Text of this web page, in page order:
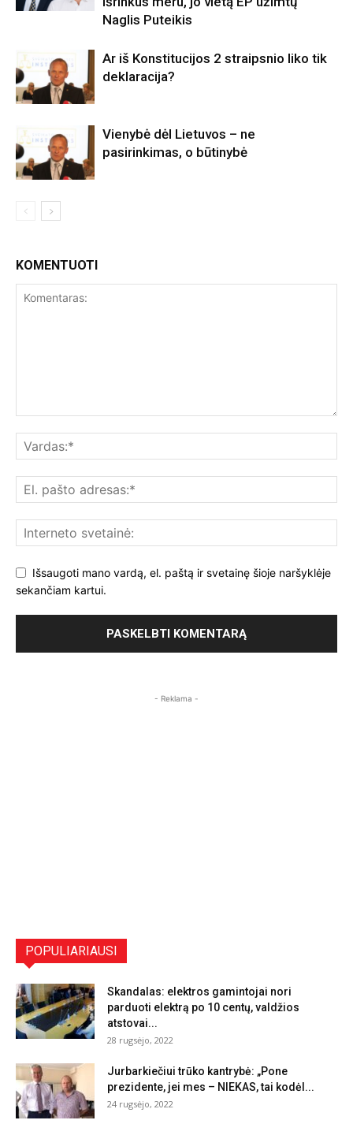
Naglis Puteikis
Ar iš Konstitucijos 2 straipsnio liko tik
deklaracija?
Vienybė dėl Lietuvos – ne
pasirinkimas, o būtinybė
KOMENTUOTI
Išsaugoti mano vardą, el. paštą ir svetainę šioje naršyklėje
sekančiam kartui.
- Reklama -
POPULIARIAUSI
Skandalas: elektros gamintojai nori
parduoti elektrą po 10 centų, valdžios
atstovai...
28 rugsėjo, 2022
Jurbarkiečiui trūko kantrybė: „Pone
prezidente, jei mes – NIEKAS, tai kodėl...
24 rugsėjo, 2022